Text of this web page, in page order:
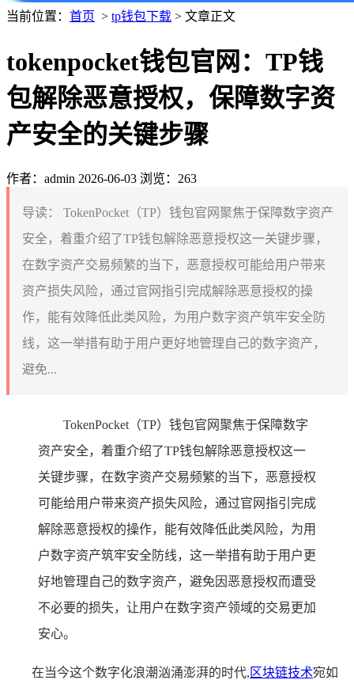
当前位置： 首页 > tp钱包下载 > 文章正文
tokenpocket钱包官网：TP钱
包解除恶意授权，保障数字资
产安全的关键步骤
作者：admin 2026-06-03 浏览：263
导读：
TokenPocket（TP）钱包官网聚焦于保障数字资产
安全，着重介绍了TP钱包解除恶意授权这一关键步骤，
在数字资产交易频繁的当下，恶意授权可能给用户带来
资产损失风险，通过官网指引完成解除恶意授权的操
作，能有效降低此类风险，为用户数字资产筑牢安全防
线，这一举措有助于用户更好地管理自己的数字资产，
避免...
TokenPocket（TP）钱包官网聚焦于保障数字
资产安全，着重介绍了TP钱包解除恶意授权这一
关键步骤，在数字资产交易频繁的当下，恶意授权
可能给用户带来资产损失风险，通过官网指引完成
解除恶意授权的操作，能有效降低此类风险，为用
户数字资产筑牢安全防线，这一举措有助于用户更
好地管理自己的数字资产，避免因恶意授权而遭受
不必要的损失，让用户在数字资产领域的交易更加
安心。
在当今这个数字化浪潮汹涌澎湃的时代, 区块链技术宛如